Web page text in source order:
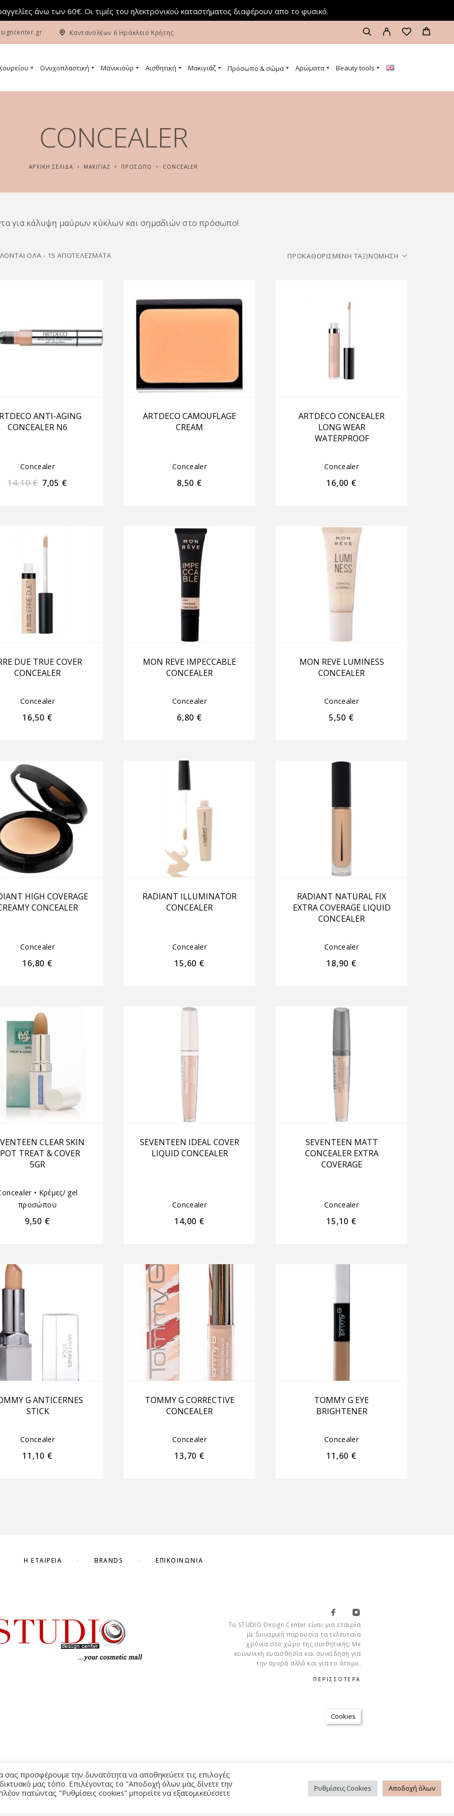
άνω των 60€. Οι τιμές του ηλεκτρονικού καταστήματος διαφέρουν απο το φυσικό.
Καντανολέων 6 Ηράκλειο Κρήτης
Ονυχοπλαστική Μανικιούρ Αισθητική Μακιγιάζ Πρόσωπο & σώμα Αρώματα Beauty tools
CONCEALER
ΑΡΧΙΚΉ ΣΕΛΊΔΑ ΜΑΚΙΓΙΆΖ ΠΡΌΣΩΠΟ CONCEALER
για κάλυψη μαύρων κύκλων και σημαδιών στο πρόσωπο!
ΌΛΑ - 15 ΑΠΟΤΕΛΈΣΜΑΤΑ
ANTI-AGING
CONCEALER N6
Concealer
14,10€ 7,05 €
ARTDECO CAMOUFLAGE
CREAM
Concealer
8,50 €
ARTDECO CONCEALER
LONG WEAR
WATERPROOF
Concealer
16,00 €
DUE TRUE COVER
CONCEALER
Concealer
16,50 €
MON REVE IMPECCABLE
CONCEALER
Concealer
6,80 €
MON REVE LUMINESS
CONCEALER
Concealer
5,50 €
HIGH COVERAGE
CONCEALER
Concealer
16,80 €
RADIANT ILLUMINATOR
CONCEALER
Concealer
15,60 €
RADIANT NATURAL FIX
EXTRA COVERAGE LIQUID
CONCEALER
Concealer
18,90 €
CLEAR SKIN
TREAT & COVER
5GR
• Κρέμες/ gel
προσώπου
9,50 €
SEVENTEEN IDEAL COVER
LIQUID CONCEALER
Concealer
14,00 €
SEVENTEEN MATT
CONCEALER EXTRA
COVERAGE
Concealer
15,10 €
G ANTICERNES
STICK
Concealer
11,10 €
TOMMY G CORRECTIVE
CONCEALER
Concealer
13,70 €
TOMMY G EYE
BRIGHTENER
Concealer
11,60 €
Η ΕΤΑΙΡΕΊΑ BRANDS ΕΠΙΚΟΙΝΩΝΊΑ
Το STUDIO Design Center είναι μια εταιρία
με δυναμική παρουσία τα τελευταία
χρόνια στο χώρο της αισθητικής. Με
κοινωνική ευαισθησία και συνείδηση για
την αγορά αλλά και για το άτομο.
ΠΕΡΙΣΣΟΤΕΡΑ
Cookies
ΌΡΟΙ ΧΡΉΣΗΣ
προσφέρουμε την δυνατότητα να αποθηκεύετε τις επιλογές
μας τόπο. Επιλέγοντας το "Αποδοχή όλων μας δίνετε την
πατώντας "Ρυθμίσεις cookies" μπορείτε να εξατομικεύεσετε
Ρυθμίσεις Cookies Αποδοχή όλων